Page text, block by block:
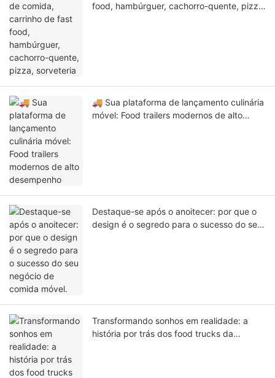
food, hambúrguer, cachorro-quente, pizza,
🚚 Sua plataforma de lançamento culinária
móvel: Food trailers modernos de alto
Destaque-se após o anoitecer: por que o
design é o segredo para o sucesso do seu
Transformando sonhos em realidade: a
história por trás dos food trucks da